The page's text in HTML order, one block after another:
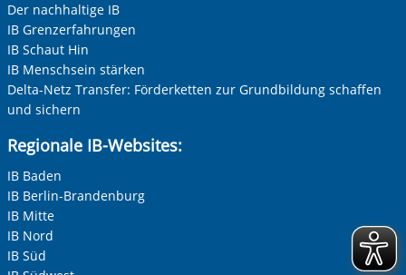
Der nachhaltige IB
IB Grenzerfahrungen
IB Schaut Hin
IB Menschsein stärken
Delta-Netz Transfer: Förderketten zur Grundbildung schaffen
und sichern
Regionale IB-Websites:
IB Baden
IB Berlin-Brandenburg
IB Mitte
IB Nord
IB Süd